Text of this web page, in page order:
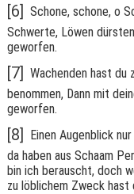
[6] Schone, schone, o
Schwerte, Löwen
geworfen.
[7] Wachenden hast
benommen, Dann mit
geworfen.
[8] Einen Augenblick
da haben aus Schaam
bin ich berauscht, doch
zu löblichem Zweck hast